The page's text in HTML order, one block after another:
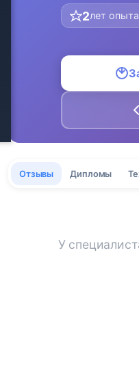
2лет опыта
Отзывы Дипломы
У